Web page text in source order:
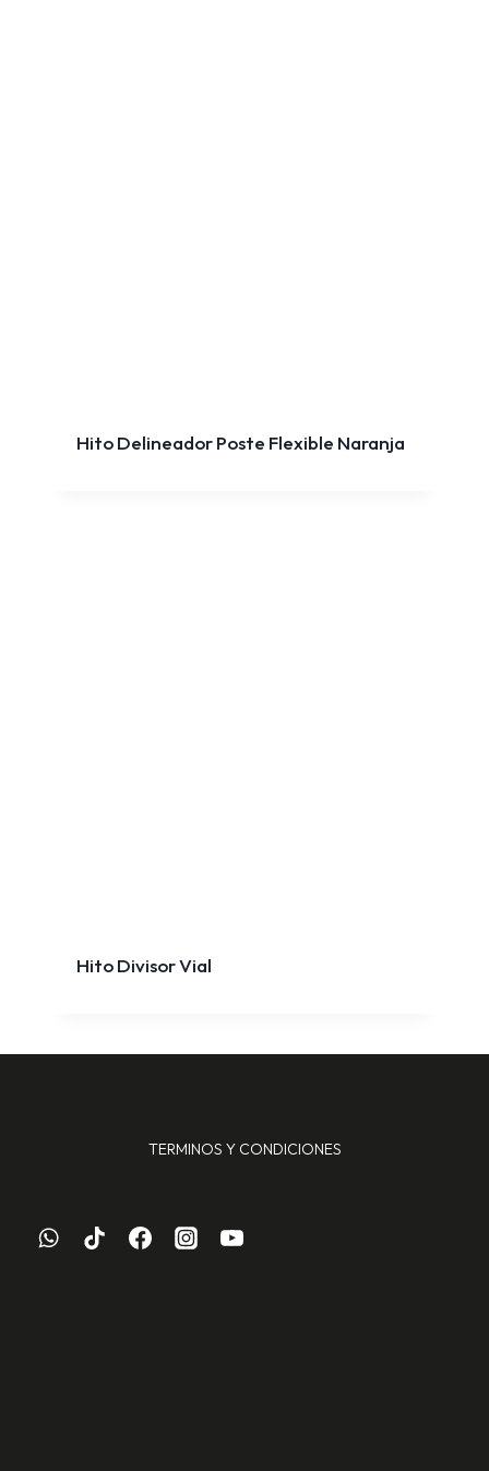
Hito Delineador Poste Flexible Naranja
Hito Divisor Vial
TERMINOS Y CONDICIONES